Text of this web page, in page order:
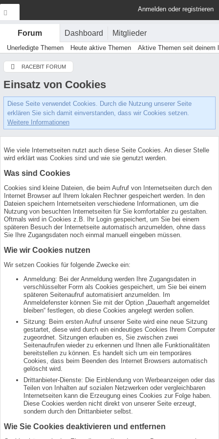
Anmelden oder registrieren
Forum Dashboard Mitglieder
Unerledigte Themen Heute aktive Themen Aktive Themen seit deinem
RACEBIT FORUM
Einsatz von Cookies
Diese Seite verwendet Cookies. Durch die Nutzung unserer Seite
erklären Sie sich damit einverstanden, dass wir Cookies setzen.
Weitere Informationen
Wie viele Internetseiten nutzt auch diese Seite Cookies. An dieser Stelle
wird erklärt was Cookies sind und wie sie genutzt werden.
Was sind Cookies
Cookies sind kleine Dateien, die beim Aufruf von Internetseiten durch den
Internet Browser auf Ihrem lokalen Rechner gespeichert werden. In den
Dateien speichern Internetseiten verschiedene Informationen, um die
Nutzung von besuchten Internetseiten für Sie komfortabler zu gestalten.
Oftmals wird in Cookies z.B. Ihr Login gespeichert, um Sie bei einem
späteren Besuch der Internetseite automatisch anzumelden, ohne dass
Sie Ihre Zugangsdaten noch einmal manuell eingeben müssen.
Wie wir Cookies nutzen
Wir setzen Cookies für folgende Zwecke ein:
Anmeldung: Bei der Anmeldung werden Ihre Zugangsdaten in
verschlüsselter Form als Cookies gespeichert, um Sie bei einem
späteren Seitenaufruf automatisiert anzumelden. Im
Anmeldefenster können Sie mit der Option „Dauerhaft angemeldet
bleiben“ festlegen, ob diese Cookies angelegt werden sollen.
Sitzung: Beim ersten Aufruf unserer Seite wird eine neue Sitzung
gestartet, diese wird durch ein eindeutiges Cookies Ihrem Computer
zugeordnet. Sitzungen erlauben es, Sie zwischen zwei
Seitenaufrufen wieder zu erkennen und Ihnen alle Funktionalitäten
bereitstellen zu können. Es handelt sich um ein temporäres
Cookies, dass beim Beenden des Internet Browsers automatisch
gelöscht wird.
Drittanbieter-Dienste: Die Einblendung von Werbeanzeigen oder das
Teilen von Inhalten auf sozialen Netzwerken oder vergleichbaren
Internetseiten kann die Erzeugung eines Cookies zur Folge haben.
Diese Cookies werden nicht direkt von unserer Seite erzeugt,
sondern durch den Drittanbieter selbst.
Wie Sie Cookies deaktivieren und entfernen